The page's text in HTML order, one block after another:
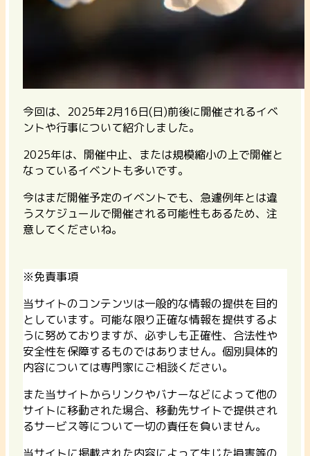
今回は、2025年2月16日(日)前後に開催されるイベ
ントや行事について紹介しました。
2025年は、開催中止、または規模縮小の上で開催と
なっているイベントも多いです。
今はまだ開催予定のイベントでも、急遽例年とは違
うスケジュールで開催される可能性もあるため、注
意してくださいね。
※免責事項
当サイトのコンテンツは一般的な情報の提供を目的
としています。可能な限り正確な情報を提供するよ
うに努めておりますが、必ずしも正確性、合法性や
安全性を保障するものではありません。個別具体的
内容については専門家にご相談ください。
また当サイトからリンクやバナーなどによって他の
サイトに移動された場合、移動先サイトで提供され
るサービス等について一切の責任を負いません。